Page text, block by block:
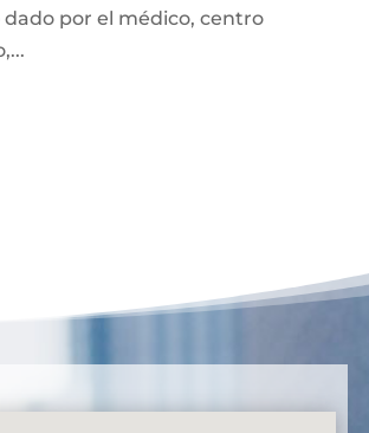
dado por el médico, centro